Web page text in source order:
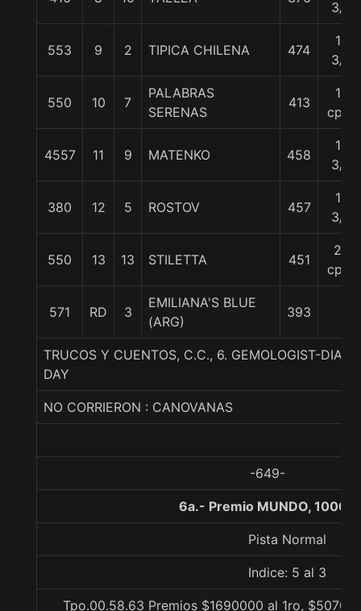
3/4
553 9 2 TIPICA CHILENA 474
16
3/4
550 10 7
PALABRAS
SERENAS
413
18
cpos
4557 11 9 MATENKO 458
18
3/4
380 12 5 ROSTOV 457
18
3/4
550 13 13 STILETTA 451
23
cpos
571 RD 3
EMILIANA'S BLUE
(ARG)
393
TRUCOS Y CUENTOS, C.C., 6. GEMOLOGIST-
DAY
NO CORRIERON : CANOVANAS
-649-
6a.- Premio MUNDO, 1000
Pista Normal
Indice: 5 al 3
Tpo.00.58.63 Premios $1690000 al 1ro,